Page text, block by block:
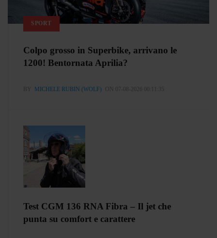
SPORT
Colpo grosso in Superbike, arrivano le
1200! Bentornata Aprilia?
BY MICHELE RUBIN (WOLF) ON 07-08-2026 00:11:35
Test CGM 136 RNA Fibra – Il jet che
punta su comfort e carattere